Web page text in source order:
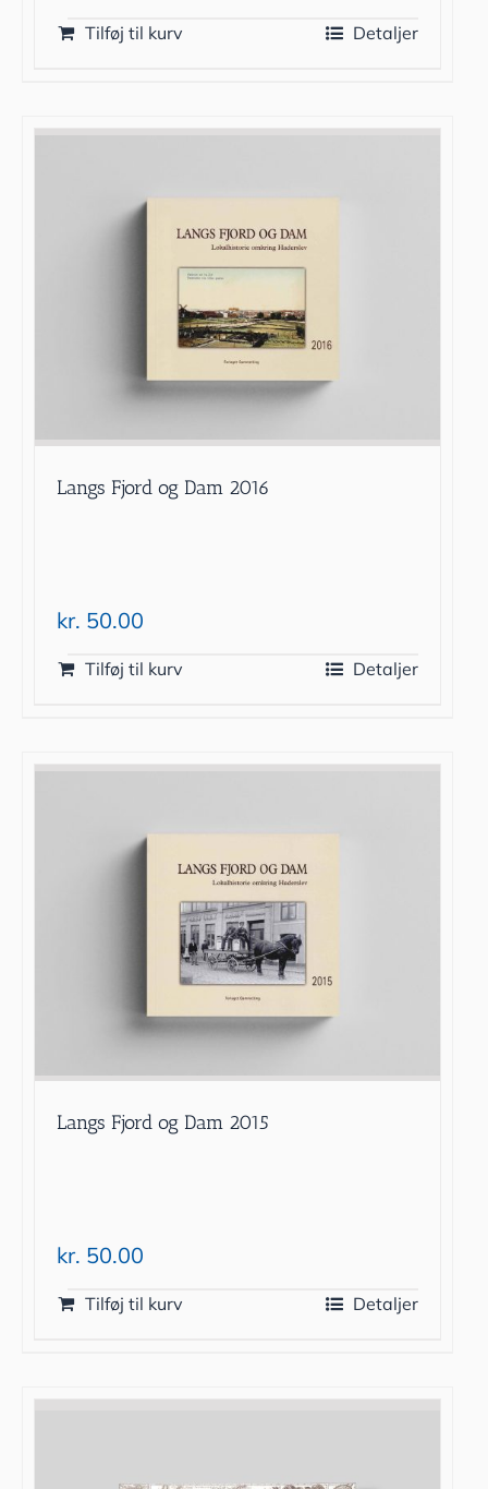
Tilføj til kurv Detaljer
Langs Fjord og Dam 2016
kr. 50.00
Tilføj til kurv Detaljer
Langs Fjord og Dam 2015
kr. 50.00
Tilføj til kurv Detaljer